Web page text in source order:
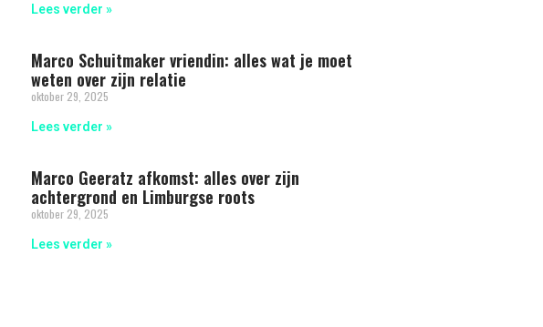
Lees verder »
Marco Schuitmaker vriendin: alles wat je moet
weten over zijn relatie
oktober 29, 2025
Lees verder »
Marco Geeratz afkomst: alles over zijn
achtergrond en Limburgse roots
oktober 29, 2025
Lees verder »